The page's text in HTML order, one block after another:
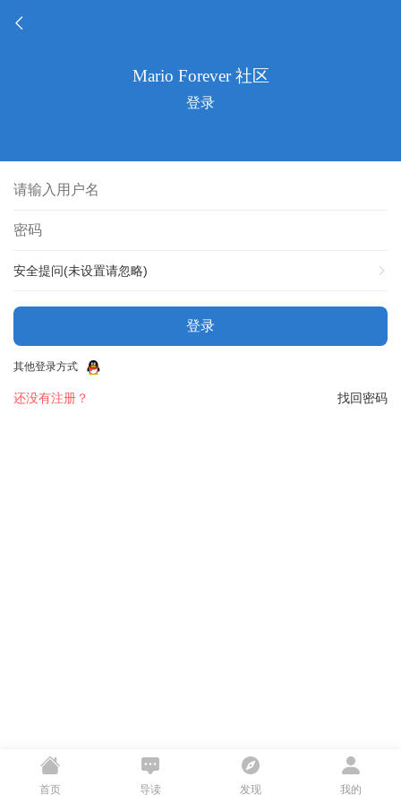
登录
安全提问(未设置请忽略)
登录
其他登录方式
找回密码
还没有注册？
首页 导读 发现 我的